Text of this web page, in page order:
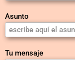
Asunto
Tu mensaje